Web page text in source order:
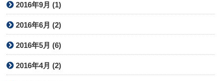
2016年9月 (1)
2016年6月 (2)
2016年5月 (6)
2016年4月 (2)